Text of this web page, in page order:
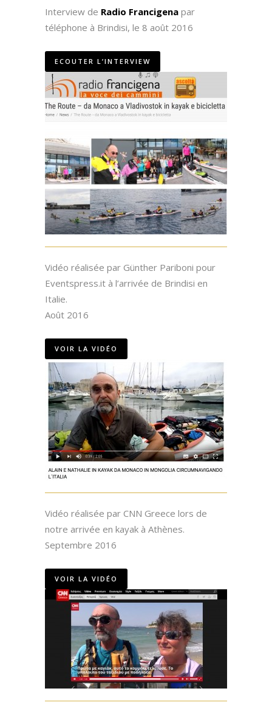
Interview de Radio Francigena par
téléphone à Brindisi, le 8 août 2016
ECOUTER L’INTERVIEW
Vidéo réalisée par Günther Pariboni pour
Eventspress.it à l’arrivée de Brindisi en
Italie.
Août 2016
VOIR LA VIDÉO
Vidéo réalisée par CNN Greece lors de
notre arrivée en kayak à Athènes.
Septembre 2016
VOIR LA VIDÉO